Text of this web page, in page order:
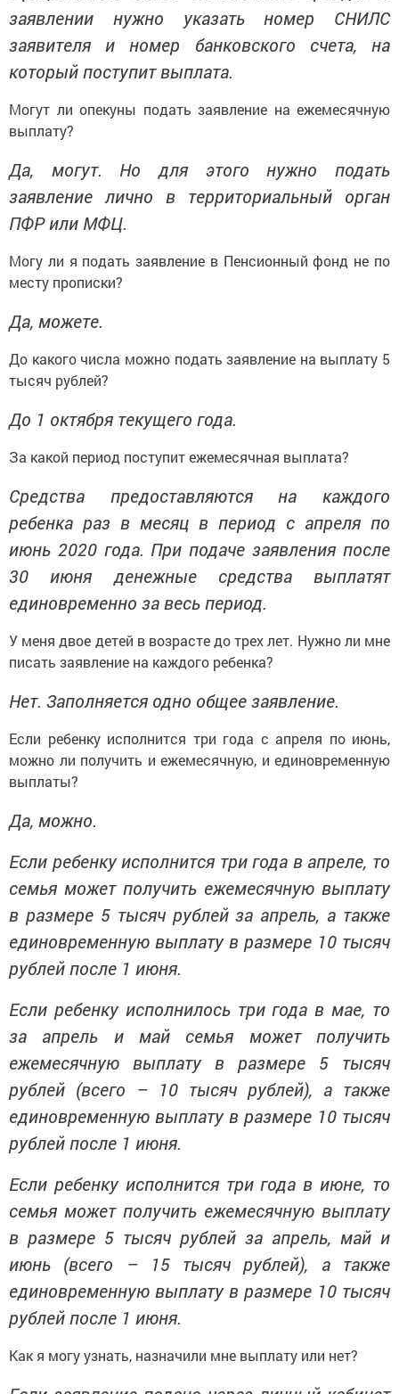
заявлении нужно указать номер СНИЛС
заявителя и номер банковского счета, на
который поступит выплата.
Могут ли опекуны подать заявление на ежемесячную
выплату?
Да, могут. Но для этого нужно подать
заявление лично в территориальный орган
ПФР или МФЦ.
Могу ли я подать заявление в Пенсионный фонд не по
месту прописки?
Да, можете.
До какого числа можно подать заявление на выплату 5
тысяч рублей?
До 1 октября текущего года.
За какой период поступит ежемесячная выплата?
Средства предоставляются на каждого
ребенка раз в месяц в период с апреля по
июнь 2020 года. При подаче заявления после
30 июня денежные средства выплатят
единовременно за весь период.
У меня двое детей в возрасте до трех лет. Нужно ли мне
писать заявление на каждого ребенка?
Нет. Заполняется одно общее заявление.
Если ребенку исполнится три года с апреля по июнь,
можно ли получить и ежемесячную, и единовременную
выплаты?
Да, можно.
Если ребенку исполнится три года в апреле, то
семья может получить ежемесячную выплату
в размере 5 тысяч рублей за апрель, а также
единовременную выплату в размере 10 тысяч
рублей после 1 июня.
Если ребенку исполнилось три года в мае, то
за апрель и май семья может получить
ежемесячную выплату в размере 5 тысяч
рублей (всего – 10 тысяч рублей), а также
единовременную выплату в размере 10 тысяч
рублей после 1 июня.
Если ребенку исполнится три года в июне, то
семья может получить ежемесячную выплату
в размере 5 тысяч рублей за апрель, май и
июнь (всего – 15 тысяч рублей), а также
единовременную выплату в размере 10 тысяч
рублей после 1 июня.
Как я могу узнать, назначили мне выплату или нет?